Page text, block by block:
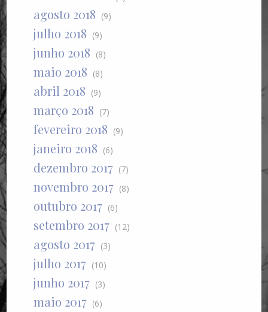
agosto 2018 (9)
julho 2018 (9)
junho 2018 (8)
maio 2018 (8)
abril 2018 (9)
março 2018 (7)
fevereiro 2018 (9)
janeiro 2018 (6)
dezembro 2017 (7)
novembro 2017 (8)
outubro 2017 (6)
setembro 2017 (12)
agosto 2017 (3)
julho 2017 (10)
junho 2017 (3)
maio 2017 (6)